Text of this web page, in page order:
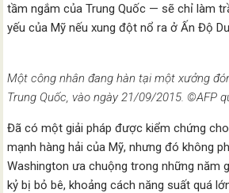
tầm ngắm của Trung Quốc — sẽ chỉ làm
yếu của Mỹ nếu xung đột nổ ra ở Ấn Độ
Một công nhân đang hàn tại một xưởng
Trung Quốc, vào ngày 21/09/2015. ©AFP
Đã có một giải pháp được kiểm chứng
mạnh hàng hải của Mỹ, nhưng đó không
Washington ưa chuộng trong những năm
kỷ bị bỏ bê, khoảng cách năng suất quá